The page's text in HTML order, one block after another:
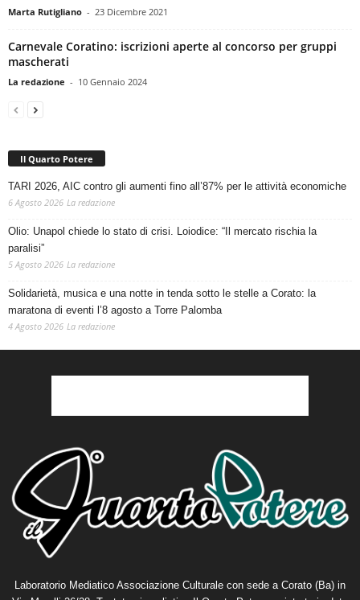
Marta Rutigliano - 23 Dicembre 2021
Carnevale Coratino: iscrizioni aperte al concorso per gruppi
mascherati
La redazione - 10 Gennaio 2024
Il Quarto Potere
TARI 2026, AIC contro gli aumenti fino all’87% per le attività economiche
6 Agosto 2026 La redazione
Olio: Unapol chiede lo stato di crisi. Loiodice: “Il mercato rischia la
paralisi”
5 Agosto 2026 La redazione
Solidarietà, musica e una notte in tenda sotto le stelle a Corato: la
maratona di eventi l’8 agosto a Torre Palomba
4 Agosto 2026 La redazione
Laboratorio Mediatico Associazione Culturale con sede a Corato (Ba) in